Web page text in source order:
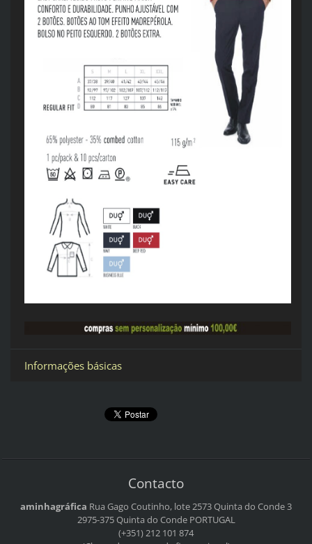
Informações básicas
Contacto
aminhagráfica Rua Gago Coutinho, lote 2573Quinta do Conde 3
2975-375 Quinta do CondePORTUGAL
(+351) 212 101 874